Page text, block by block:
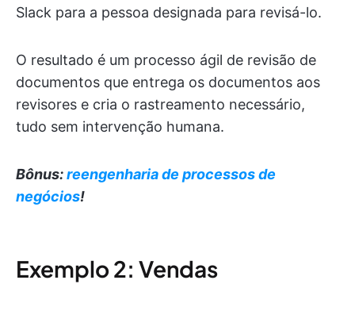
Slack para a pessoa designada para revisá-lo.
O resultado é um processo ágil de revisão de
documentos que entrega os documentos aos
revisores e cria o rastreamento necessário,
tudo sem intervenção humana.
Bônus:reengenharia de processos de
negócios!
Exemplo 2: Vendas